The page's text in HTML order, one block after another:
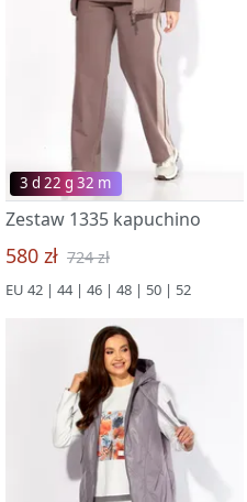
3 d 22 g 32 m
Zestaw 1335 kapuchino
580 zł 724 zł
EU 42 | 44 | 46 | 48 | 50 | 52